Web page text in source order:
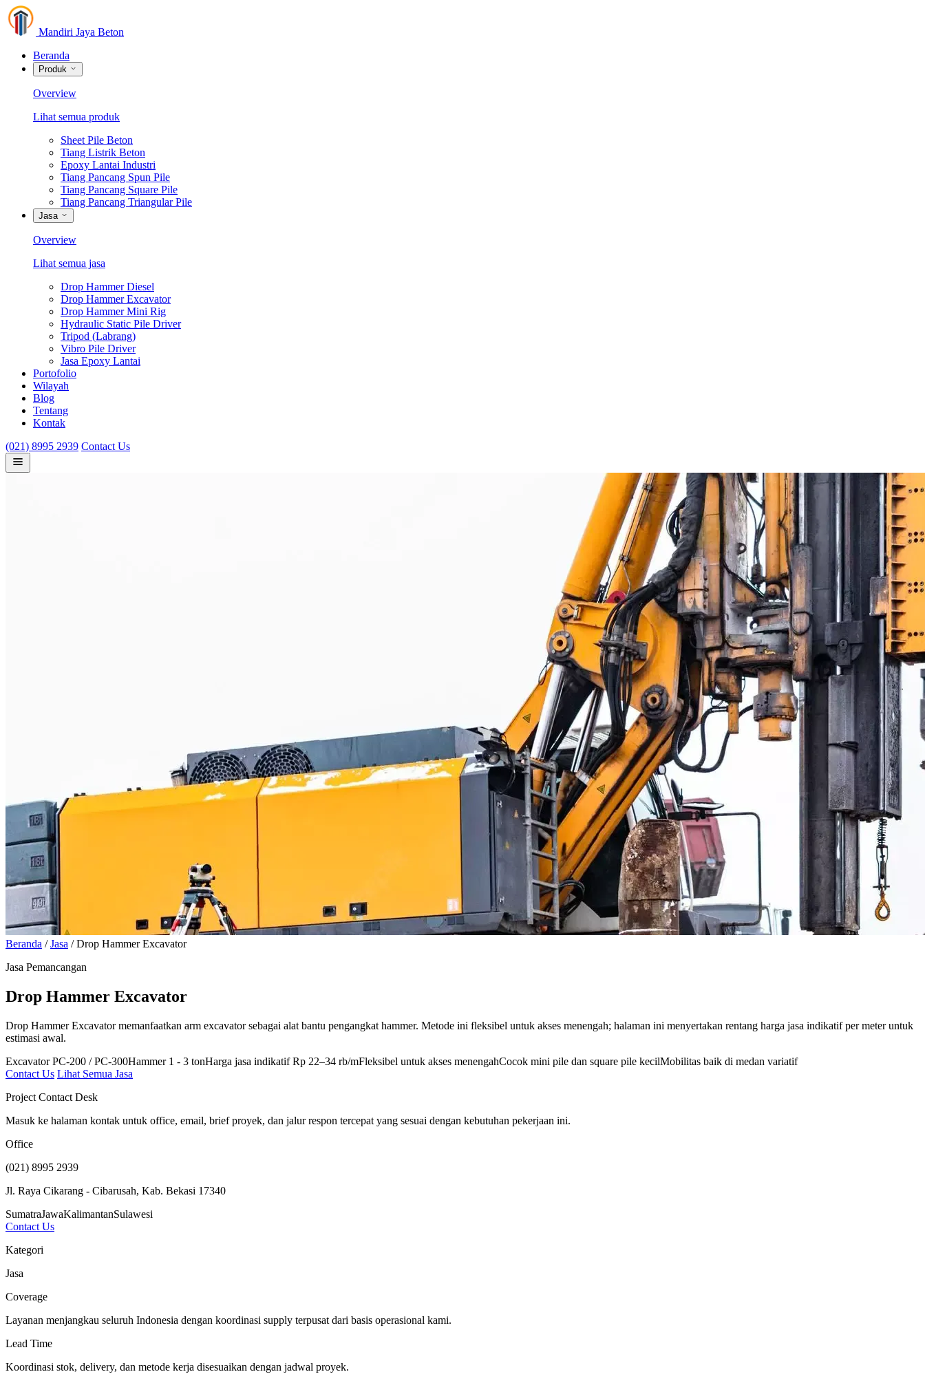
Mandiri Jaya Beton
Beranda
Produk
Overview
Lihat semua produk
Sheet Pile Beton
Tiang Listrik Beton
Epoxy Lantai Industri
Tiang Pancang Spun Pile
Tiang Pancang Square Pile
Tiang Pancang Triangular Pile
Jasa
Overview
Lihat semua jasa
Drop Hammer Diesel
Drop Hammer Excavator
Drop Hammer Mini Rig
Hydraulic Static Pile Driver
Tripod (Labrang)
Vibro Pile Driver
Jasa Epoxy Lantai
Portofolio
Wilayah
Blog
Tentang
Kontak
(021) 8995 2939 Contact Us
Beranda / Jasa / Drop Hammer Excavator
Jasa Pemancangan
Drop Hammer Excavator
Drop Hammer Excavator memanfaatkan arm excavator sebagai alat bantu pengangkat hammer. Metode ini fleksibel untuk akses menengah; halaman ini menyertakan rentang harga jasa indikatif per meter untuk
estimasi awal.
Excavator PC-200 / PC-300Hammer 1 - 3 tonHarga jasa indikatif Rp 22–34 rb/mFleksibel untuk akses menengahCocok mini pile dan square pile kecilMobilitas baik di medan variatif
Contact Us Lihat Semua Jasa
Project Contact Desk
Masuk ke halaman kontak untuk office, email, brief proyek, dan jalur respon tercepat yang sesuai dengan kebutuhan pekerjaan ini.
Office
(021) 8995 2939
Jl. Raya Cikarang - Cibarusah, Kab. Bekasi 17340
SumatraJawaKalimantanSulawesi
Contact Us
Kategori
Jasa
Coverage
Layanan menjangkau seluruh Indonesia dengan koordinasi supply terpusat dari basis operasional kami.
Lead Time
Koordinasi stok, delivery, dan metode kerja disesuaikan dengan jadwal proyek.